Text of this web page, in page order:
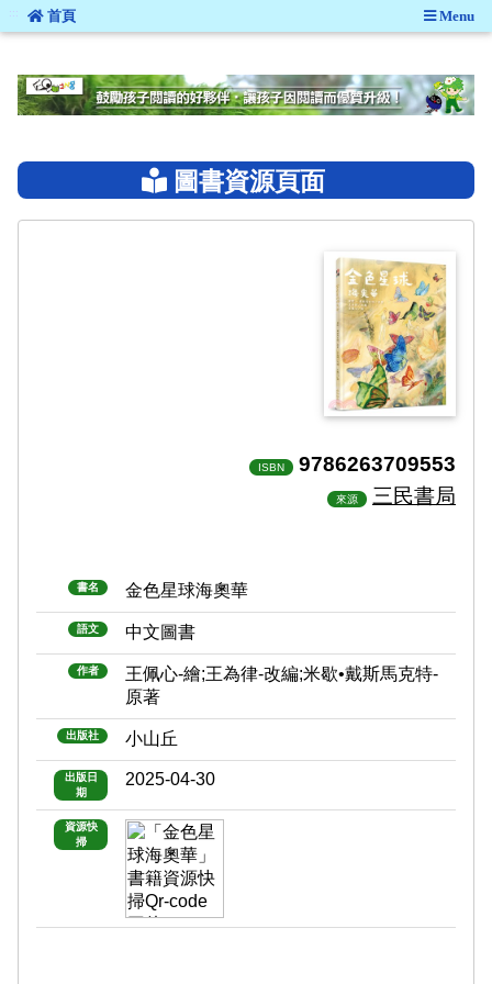
::: 首頁 Menu
圖書資源頁面
ISBN 9786263709553
來源 三民書局
書名 金色星球海奧華
語文 中文圖書
作者
王佩心-繪;王為律-改編;米歇•戴斯馬克特-
原著
出版社 小山丘
出版日
期
2025-04-30
資源快
掃